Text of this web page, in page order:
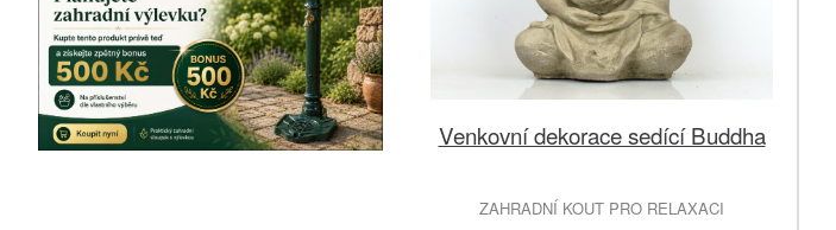
Venkovní dekorace sedící Buddha
ZAHRADNÍ KOUT PRO RELAXACI